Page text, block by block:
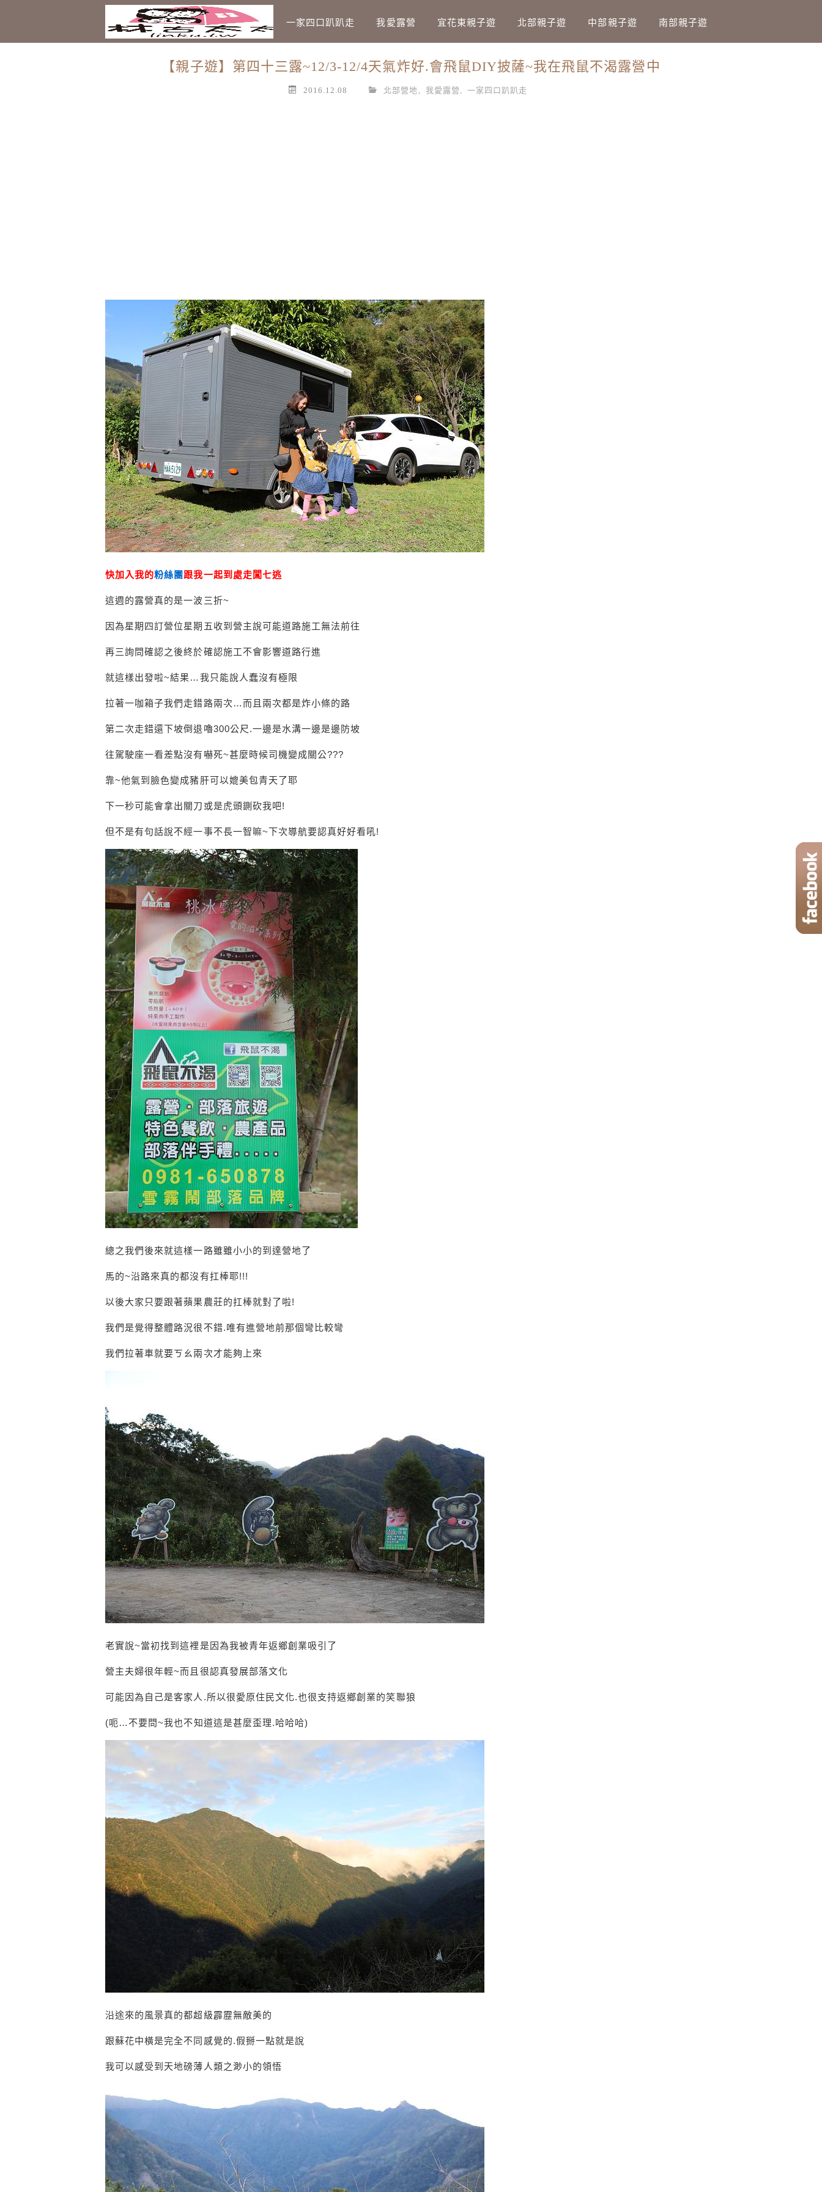
Main Menu
一家四口趴趴走 我愛露營 宜花東親子遊 北部親子遊 中部親子遊 南部親子遊
【親子遊】第四十三露~12/3-12/4天氣炸好.會飛鼠DIY披薩~我在飛鼠不渴露營中
2016.12.08 北部營地 我愛露營 一家四口趴趴走
快加入我的粉絲團 跟我一起到處走闖七逃
這週的露營真的是一波三折~
因為星期四訂營位星期五收到營主說可能道路施工無法前往
再三詢問確認之後終於確認施工不會影響道路行進
就這樣出發啦~結果…我只能說人蠢沒有極限
拉著一咖箱子我們走錯路兩次…而且兩次都是炸小條的路
第二次走錯還下坡倒退嚕300公尺.一邊是水溝一邊是邊防坡
往駕駛座一看差點沒有嚇死~甚麼時候司機變成關公???
靠~他氣到臉色變成豬肝可以媲美包青天了耶
下一秒可能會拿出關刀或是虎頭鍘砍我吧!
但不是有句話說不經一事不長一智嘛~下次導航要認真好好看吼!
總之我們後來就這樣一路雖雖小小的到達營地了
馬的~沿路來真的都沒有扛棒耶!!!
以後大家只要跟著蘋果農莊的扛棒就對了啦!
我們是覺得整體路況很不錯.唯有進營地前那個彎比較彎
我們拉著車就要ㄎㄠ兩次才能夠上來
老實說~當初找到這裡是因為我被青年返鄉創業吸引了
營主夫婦很年輕~而且很認真發展部落文化
可能因為自己是客家人.所以很愛原住民文化.也很支持返鄉創業的笑聯狼
(呃…不要問~我也不知道這是甚麼歪理.哈哈哈)
沿途來的風景真的都超級霹靂無敵美的
跟蘇花中橫是完全不同感覺的.假掰一點就是說
我可以感受到天地磅薄人類之渺小的領悟